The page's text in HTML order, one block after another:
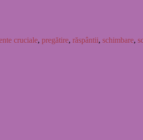
cruciale, pregătire, răspântii, schimbare,